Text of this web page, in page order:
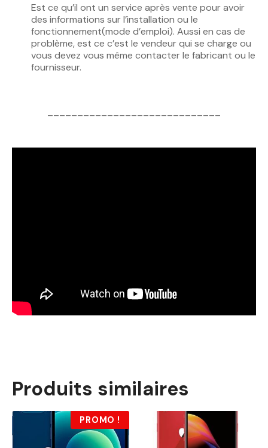
Est ce qu’il ont un service après vente pour avoir
des informations sur l’installation ou le
fonctionnement(mode d’emploi). Aussi en cas de
problème, est ce c’est le vendeur qui se charge ou
vous devez vous même contacter le fabricant ou le
fournisseur.
Produits similaires
PROMO !